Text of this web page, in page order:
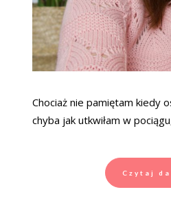
Chociaż nie pamiętam kiedy
chyba jak utkwiłam w
Czytaj